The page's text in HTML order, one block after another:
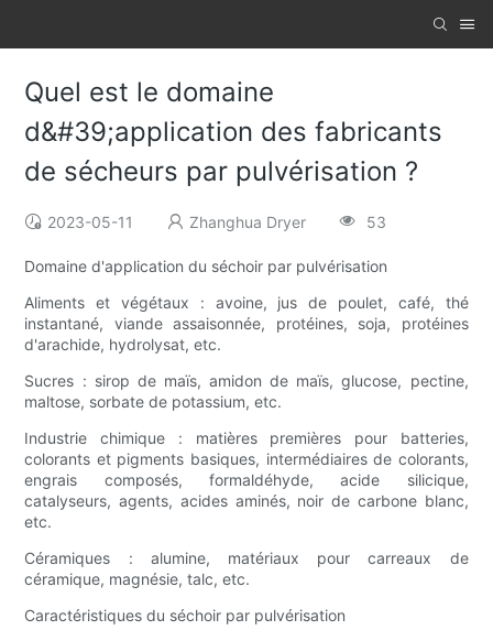
Quel est le domaine
d&#39;application des fabricants
de sécheurs par pulvérisation ?
2023-05-11 Zhanghua Dryer 53
Domaine d'application du séchoir par pulvérisation
Aliments et végétaux : avoine, jus de poulet, café, thé
instantané, viande assaisonnée, protéines, soja, protéines
d'arachide, hydrolysat, etc.
Sucres : sirop de maïs, amidon de maïs, glucose, pectine,
maltose, sorbate de potassium, etc.
Industrie chimique : matières premières pour batteries,
colorants et pigments basiques, intermédiaires de colorants,
engrais composés, formaldéhyde, acide silicique,
catalyseurs, agents, acides aminés, noir de carbone blanc,
etc.
Céramiques : alumine, matériaux pour carreaux de
céramique, magnésie, talc, etc.
Caractéristiques du séchoir par pulvérisation